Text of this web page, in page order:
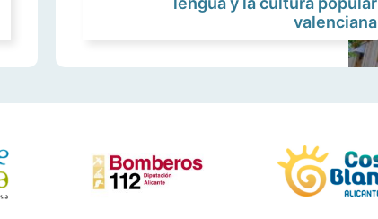
valenciana